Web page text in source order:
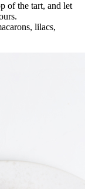
of the tart, and let
lilacs,